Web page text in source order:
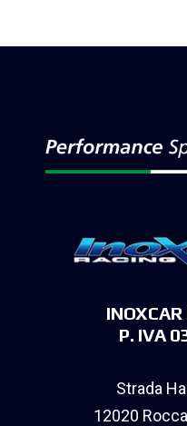
INOXCAR
P. IVA
Strada
12020